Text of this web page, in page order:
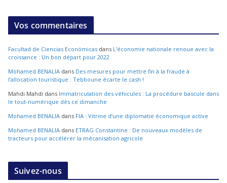
Vos commentaires
Facultad de Ciencias Económicas dans L’économie nationale renoue avec la
croissance : Un bon départ pour 2022
Mohamed BENALIA dans Des mesures pour mettre fin à la fraude à
l’allocation touristique : Tebboune écarte le cash !
Mahdi Mahdi dans Immatriculation des véhicules : La procédure bascule dans
le tout-numérique dès ce dimanche
Mohamed BENALIA dans FIA : Vitrine d’une diplomatie économique active
Mohamed BENALIA dans ETRAG Constantine : De nouveaux modèles de
tracteurs pour accélérer la mécanisation agricole
Suivez-nous